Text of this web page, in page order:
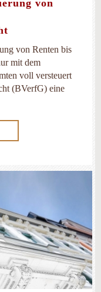
von
von Renten bis
mit dem
voll versteuert
(BVerfG) eine